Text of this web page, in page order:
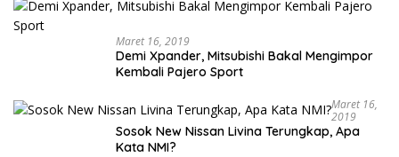
Maret 16, 2019
Demi Xpander, Mitsubishi Bakal Mengimpor
Kembali Pajero Sport
Maret 16,
2019
Sosok New Nissan Livina Terungkap, Apa
Kata NMI?